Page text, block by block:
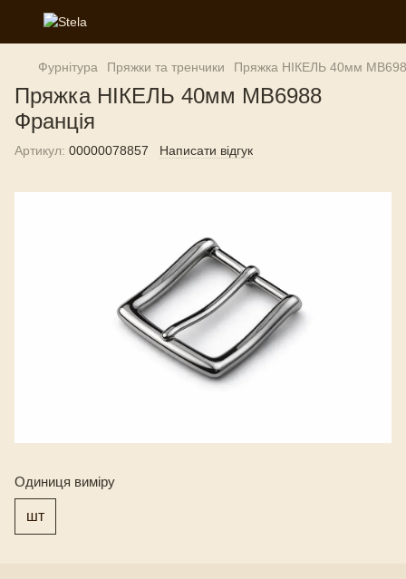
Фурнітура Пряжки та тренчики Пряжка НІКЕЛЬ 40мм
Пряжка НІКЕЛЬ 40мм MB6988
Франція
Артикул: 00000078857 Написати відгук
Одиниця виміру
шт